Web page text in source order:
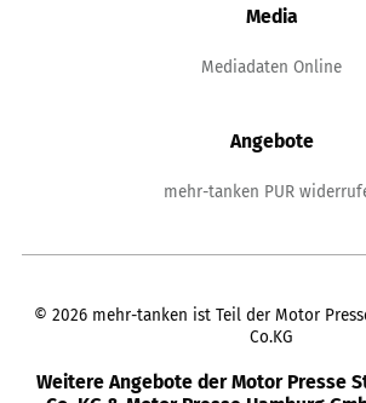
Media
Mediadaten Online
Angebote
mehr-tanken PUR
© 2026 mehr-tanken ist Teil der Motor
Co.KG
Weitere Angebote der Motor Presse